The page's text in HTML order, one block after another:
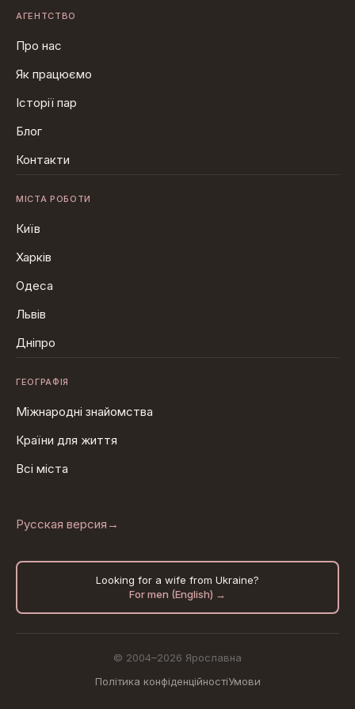
АГЕНТСТВО
Про нас
Як працюємо
Історії пар
Блог
Контакти
МІСТА РОБОТИ
Київ
Харків
Одеса
Львів
Дніпро
ГЕОГРАФІЯ
Міжнародні знайомства
Країни для життя
Всі міста
Русская версия →
Looking for a wife from Ukraine?
For men (English) →
© 2004–2026 Ярославна
Політика конфіденційностіУмови